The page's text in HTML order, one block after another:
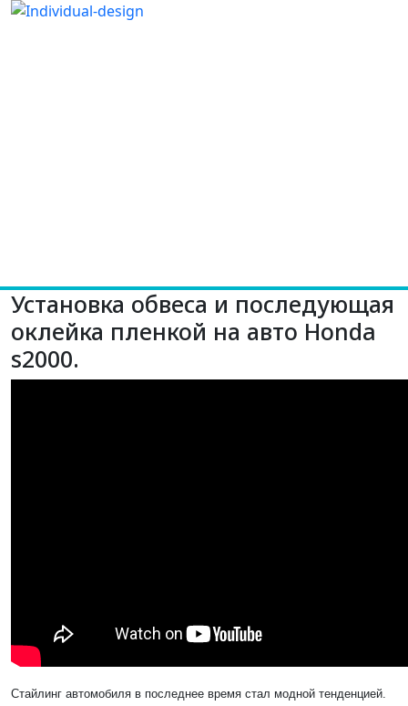
Установка обвеса и последующая
оклейка пленкой на авто Honda
s2000.
Стайлинг автомобиля в последнее время стал модной тенденцией.